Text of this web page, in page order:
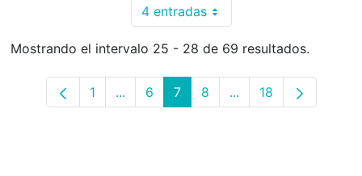
4 entradasPor página
Mostrando el intervalo 25 - 28 de 69 resultados.
Página
1 ...Páginas intermedias Use TAB para
Página
6 Página
7 Página
8 ...Páginas intermedias
Página
18